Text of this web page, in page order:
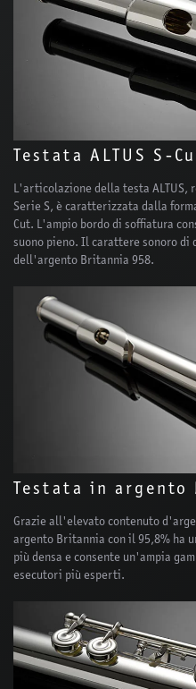
Testata ALTUS S-
L'articolazione della testa ALTUS,
Serie S, è caratterizzata dalla
Cut. L'ampio bordo di soffiatura
suono pieno. Il carattere sonoro
dell'argento Britannia 958.
Testata in
Grazie all'elevato contenuto
argento Britannia con il 95,8% ha
più densa e consente un'ampia
esecutori più esperti.